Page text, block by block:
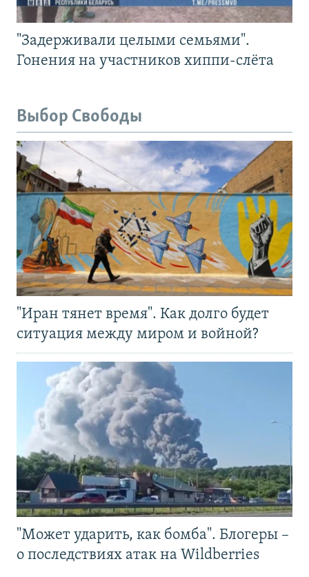
"Задерживали целыми семьями".
Гонения на участников хиппи-слёта
Выбор Свободы
"Иран тянет время". Как долго будет
ситуация между миром и войной?
"Может ударить, как бомба". Блогеры –
о последствиях атак на Wildberries